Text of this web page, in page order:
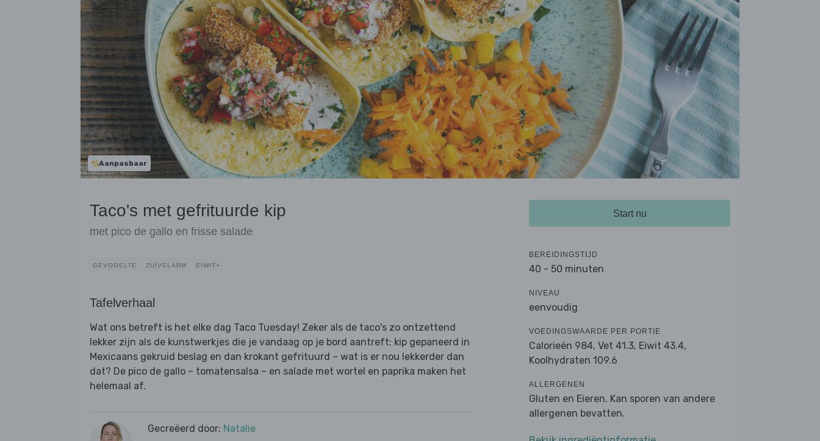
Aanpasbaar
Taco's met gefrituurde kip
met pico de gallo en frisse salade
GEVOGELTE ZUIVELARM EIWIT+
Tafelverhaal
Wat ons betreft is het elke dag Taco Tuesday! Zeker als de taco's zo ontzettend
lekker zijn als de kunstwerkjes die je vandaag op je bord aantreft: kip gepaneerd in
Mexicaans gekruid beslag en dan krokant gefrituurd – wat is er nou lekkerder dan
dat? De pico de gallo – tomatensalsa – en salade met wortel en paprika maken het
helemaal af.
Gecreëerd door: Natalie
Start nu
BEREIDINGSTIJD
40 - 50 minuten
NIVEAU
eenvoudig
VOEDINGSWAARDE PER PORTIE
Calorieën 984, Vet 41.3, Eiwit 43.4,
Koolhydraten 109.6
ALLERGENEN
Gluten en Eieren. Kan sporen van andere
allergenen bevatten.